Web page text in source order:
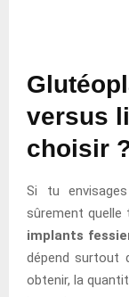
versus
choisir
Si tu
sûrement quelle
implants
dépend surtout
obtenir, la